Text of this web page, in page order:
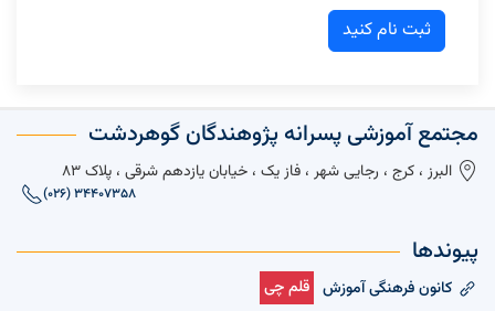
ثبت نام کنید
مجتمع آموزشی پسرانه پژوهندگان گوهردشت
البرز ، کرج ، رجایی شهر ، فاز یک ، خیابان یازدهم شرقی ، پلاک 83
(026) 34407358
پیوندها
کانون فرهنگی آموزش
قلم چی